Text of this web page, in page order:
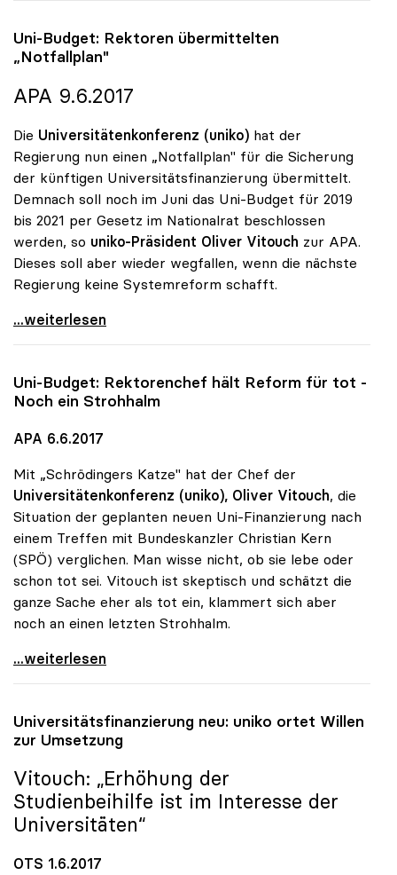
Uni-Budget: Rektoren übermittelten
„Notfallplan"
APA 9.6.2017
Die Universitätenkonferenz (uniko) hat der
Regierung nun einen „Notfallplan" für die Sicherung
der künftigen Universitätsfinanzierung übermittelt.
Demnach soll noch im Juni das Uni-Budget für 2019
bis 2021 per Gesetz im Nationalrat beschlossen
werden, so uniko-Präsident Oliver Vitouch zur APA.
Dieses soll aber wieder wegfallen, wenn die nächste
Regierung keine Systemreform schafft.
Uni-Budget: Rektoren übermittelten „Notfallplan\"
...weiterlesen
Uni-Budget: Rektorenchef hält Reform für tot -
Noch ein Strohhalm
APA 6.6.2017
Mit „Schrödingers Katze" hat der Chef der
Universitätenkonferenz (uniko), Oliver Vitouch, die
Situation der geplanten neuen Uni-Finanzierung nach
einem Treffen mit Bundeskanzler Christian Kern
(SPÖ) verglichen. Man wisse nicht, ob sie lebe oder
schon tot sei. Vitouch ist skeptisch und schätzt die
ganze Sache eher als tot ein, klammert sich aber
noch an einen letzten Strohhalm.
Uni-Budget: Rektorenchef hält Reform für tot -
...weiterlesen
Universitätsfinanzierung neu: uniko ortet Willen
zur Umsetzung
Vitouch: „Erhöhung der
Studienbeihilfe ist im Interesse der
Universitäten“
OTS 1.6.2017